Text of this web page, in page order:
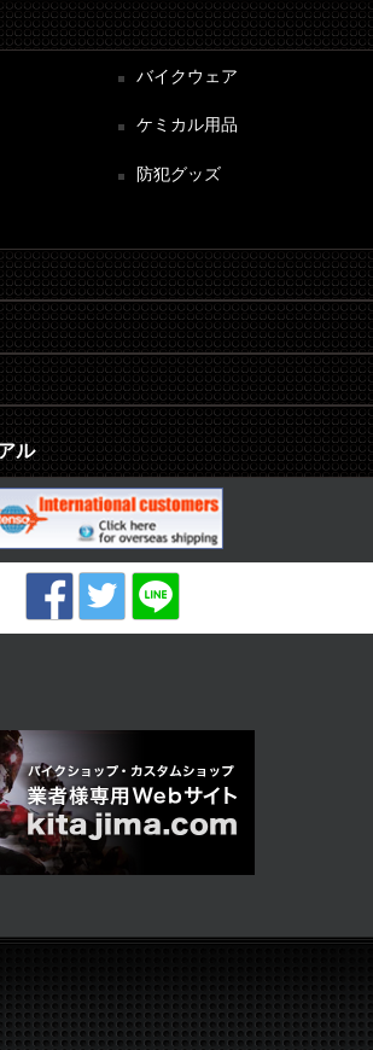
バイクウェア
ケミカル用品
防犯グッズ
ル